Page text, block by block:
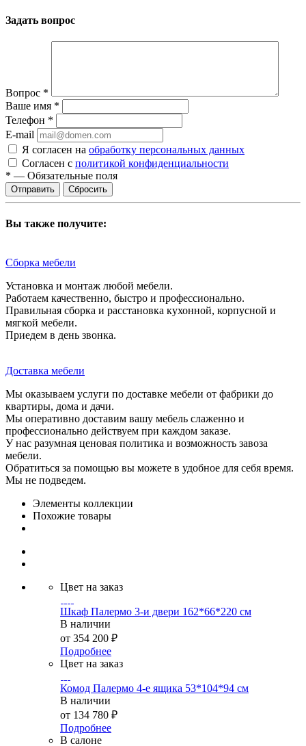
Задать вопрос
Вопрос *
Ваше имя *
Телефон *
E-mail
Я согласен на обработку персональных данных
Согласен с политикой конфиденциальности
* — Обязательные поля
Сбросить
Вы также получите:
Сборка мебели
Установка и монтаж любой мебели.
Работаем качественно, быстро и профессионально.
Правильная сборка и расстановка кухонной, корпусной и
мягкой мебели.
Приедем в день звонка.
Доставка мебели
Мы оказываем услуги по доставке мебели от фабрики до
квартиры, дома и дачи.
Мы оперативно доставим вашу мебель слаженно и
профессионально действуем при каждом заказе.
У нас разумная ценовая политика и возможность завоза
мебели.
Обратиться за помощью вы можете в удобное для себя время.
Мы не подведем.
Элементы коллекции
Похожие товары
Цвет на заказ
Шкаф Палермо 3-и двери 162*66*220 см
В наличии
от 354 200 ₽
Подробнее
Цвет на заказ
Комод Палермо 4-е ящика 53*104*94 см
В наличии
от 134 780 ₽
Подробнее
В салоне